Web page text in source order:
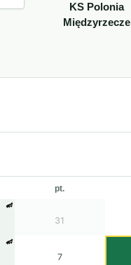
KS Polonia
Międzyrzecze
pt.
31
7